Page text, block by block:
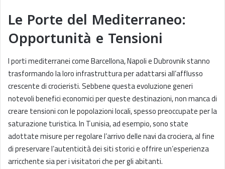
Le Porte del Mediterraneo:
Opportunità e Tensioni
I porti mediterranei come Barcellona, Napoli e Dubrovnik stanno
trasformando la loro infrastruttura per adattarsi all’afflusso
crescente di crocieristi. Sebbene questa evoluzione generi
notevoli benefici economici per queste destinazioni, non manca di
creare tensioni con le popolazioni locali, spesso preoccupate per la
saturazione turistica. In Tunisia, ad esempio, sono state
adottate misure per regolare l’arrivo delle navi da crociera, al fine
di preservare l’autenticità dei siti storici e offrire un’esperienza
arricchente sia per i visitatori che per gli abitanti.